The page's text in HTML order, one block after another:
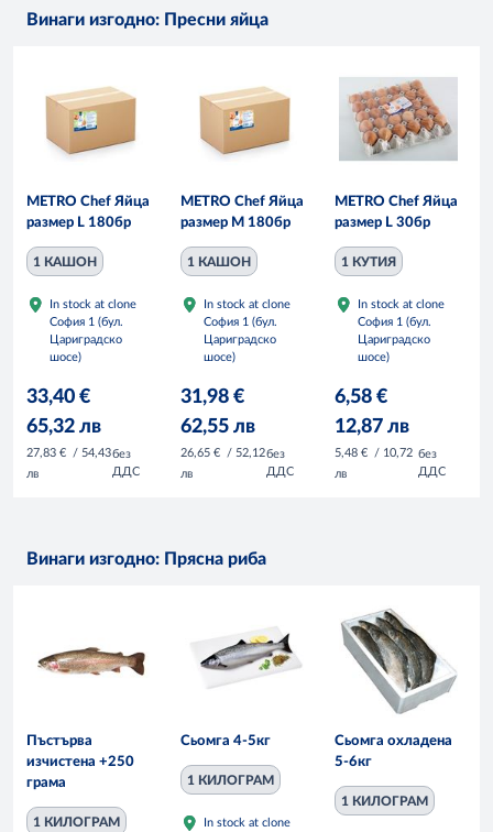
Винаги изгодно: Пресни яйца
METRO Chef Яйца
размер L 180бр
1 КАШОН
In stock at clone
София 1 (бул.
Цариградско
шосе)
33,40 €
65,32 лв
27,83 €
/ 54,43
лв
без
ДДС
METRO Chef Яйца
размер M 180бр
1 КАШОН
In stock at clone
София 1 (бул.
Цариградско
шосе)
31,98 €
62,55 лв
26,65 €
/ 52,12
лв
без
ДДС
METRO Chef Яйца
размер L 30бр
1 КУТИЯ
In stock at clone
София 1 (бул.
Цариградско
шосе)
6,58 €
12,87 лв
5,48 €
/ 10,72
лв
без
ДДС
Винаги изгодно: Прясна риба
Пъстърва
изчистена +250
грама
1 КИЛОГРАМ
Сьомга 4-5кг
1 КИЛОГРАМ
In stock at clone
Сьомга охладена
5-6кг
1 КИЛОГРАМ